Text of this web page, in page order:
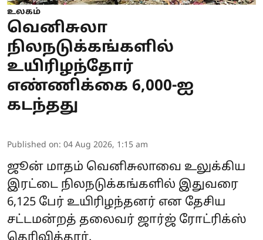
உலகம்
வெனிசுலா
நிலநடுக்கங்களில்
உயிரிழந்தோர்
எண்ணிக்கை 6,000-ஐ
கடந்தது
Published on: 04 Aug 2026, 1:15 am
ஜூன் மாதம் வெனிசுலாவை உலுக்கிய
இரட்டை நிலநடுக்கங்களில் இதுவரை
6,125 பேர் உயிரிழந்தனர் என தேசிய
சட்டமன்றத் தலைவர் ஜார்ஜ் ரோட்ரிக்ஸ்